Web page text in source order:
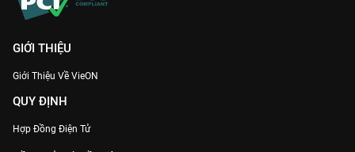
GIỚI THIỆU
Giới Thiệu Về VieON
QUY ĐỊNH
Hợp Đồng Điện Tử